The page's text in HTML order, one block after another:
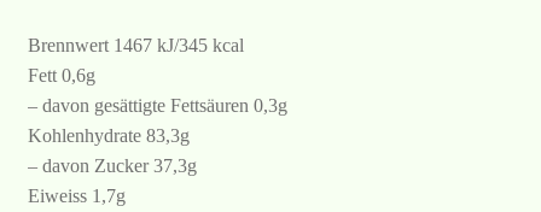
Brennwert 1467 kJ/345 kcal
Fett 0,6g
– davon gesättigte Fettsäuren 0,3g
Kohlenhydrate 83,3g
– davon Zucker 37,3g
Eiweiss 1,7g